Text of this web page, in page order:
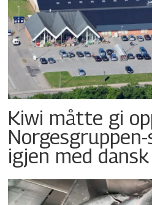
Kiwi måtte gi
igjen med